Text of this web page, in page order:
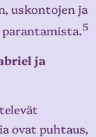
uskontojen ja
5
ja
ovat puhtaus,